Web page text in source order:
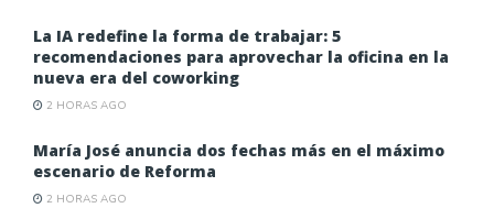
La IA redefine la forma de trabajar: 5
recomendaciones para aprovechar la oficina en la
nueva era del coworking
2 HORAS AGO
María José anuncia dos fechas más en el máximo
escenario de Reforma
2 HORAS AGO